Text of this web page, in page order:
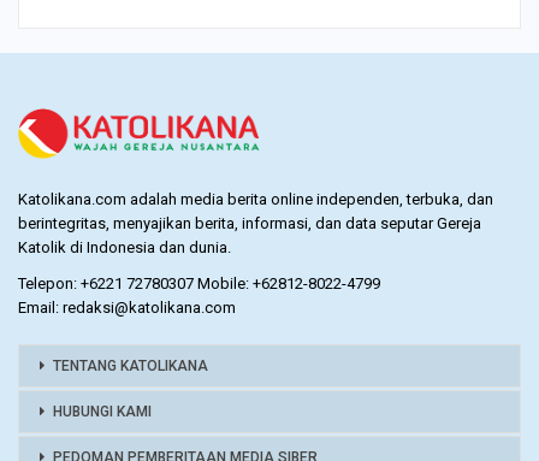
Katolikana.com adalah media berita online independen, terbuka, dan
berintegritas, menyajikan berita, informasi, dan data seputar Gereja
Katolik di Indonesia dan dunia.
Telepon: +6221 72780307 Mobile: +62812-8022-4799
Email: redaksi@katolikana.com
TENTANG KATOLIKANA
HUBUNGI KAMI
PEDOMAN PEMBERITAAN MEDIA SIBER